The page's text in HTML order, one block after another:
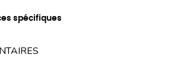
spécifiques